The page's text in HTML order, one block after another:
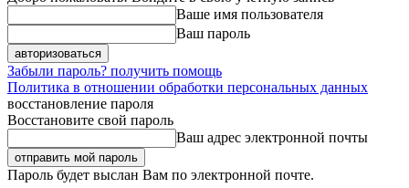
Ваше имя пользователя
Ваш пароль
Забыли пароль? получить помощь
Политика в отношении обработки персональных данных
восстановление пароля
Восстановите свой пароль
Ваш адрес электронной почты
Пароль будет выслан Вам по электронной почте.